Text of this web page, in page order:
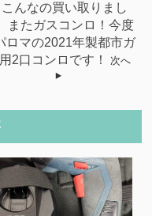
こんなの買い取りまし
またガスコンロ！今度
ロマの2021年製都市ガ
2口コンロです！
次へ